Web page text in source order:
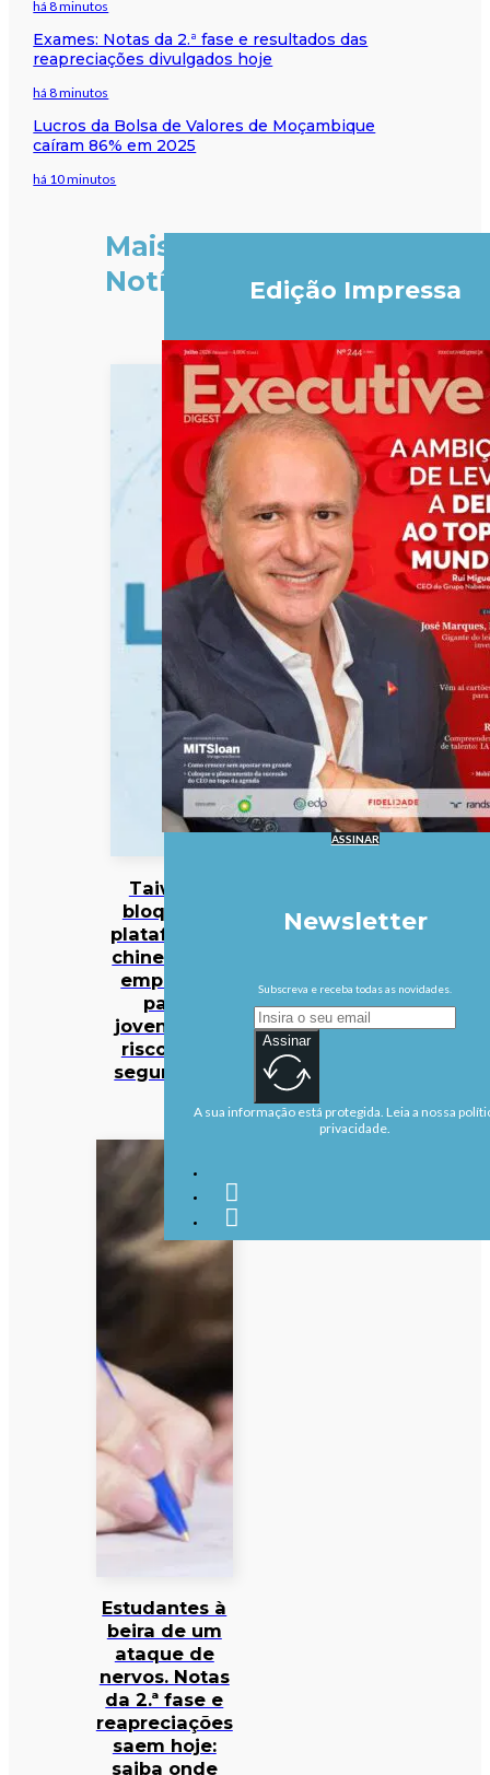
há 8 minutos
Exames: Notas da 2.ª fase e resultados das
reapreciações divulgados hoje
há 8 minutos
Lucros da Bolsa de Valores de Moçambique
caíram 86% em 2025
há 10 minutos
Mais
Notícias
Taiwan
bloqueia
plataforma
chinesa de
emprego
para
jovens por
riscos de
segurança
Estudantes à
beira de um
ataque de
nervos. Notas
da 2.ª fase e
reapreciações
saem hoje:
saiba onde
Edição Impressa
ASSINAR
Newsletter
Subscreva e receba todas as novidades.
Assinar
A sua informação está protegida. Leia a nossa
privacidade.